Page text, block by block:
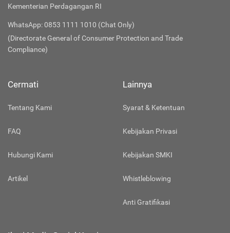
Kementerian Perdagangan RI
WhatsApp: 0853 1111 1010 (Chat Only)
(Directorate General of Consumer Protection and Trade
Compliance)
Cermati
Tentang Kami
FAQ
Hubungi Kami
Artikel
Lainnya
Syarat & Ketentuan
Kebijakan Privasi
Kebijakan SMKI
Whistleblowing
Anti Gratifikasi